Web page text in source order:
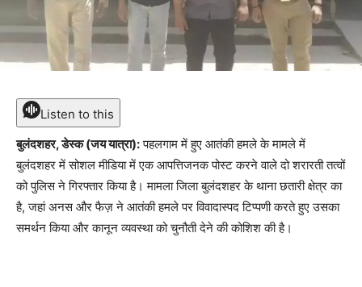
Listen to this
बुलंदशहर, डेस्क (जय यात्रा):पहलगाम में हुए आतंकी हमले के मामले में
बुलंदशहर में सोशल मीडिया में एक आपत्तिजनक पोस्ट करने वाले दो शरारती तत्वों
को पुलिस ने गिरफ्तार किया है। मामला जिला बुलंदशहर के थाना छतारी क्षेत्र का
है, जहां अनस और फैज़ ने आतंकी हमले पर विवादास्पद टिप्पणी करते हुए उसका
समर्थन किया और कानून व्यवस्था को चुनौती देने की कोशिश की है।